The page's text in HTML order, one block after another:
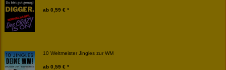
ab 0,59 € *
10 Weltmeister Jingles zur WM
ab 0,59 € *